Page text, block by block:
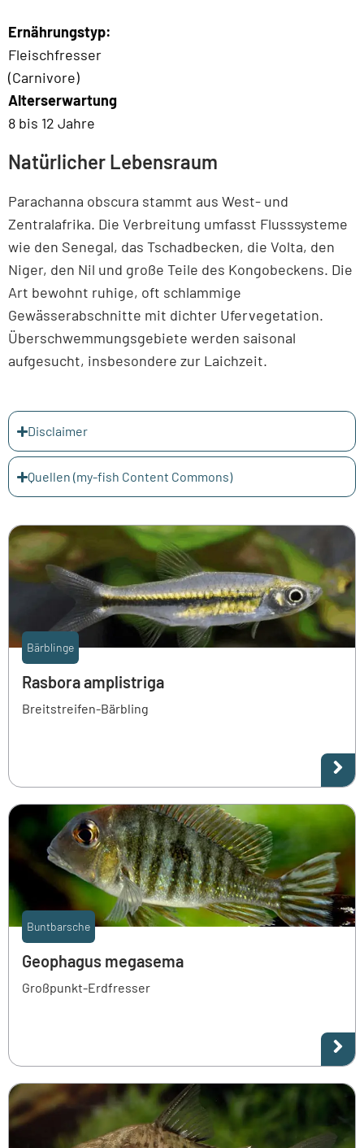
Ernährungstyp:
Fleischfresser
(Carnivore)
Alterserwartung
8 bis 12 Jahre
Natürlicher Lebensraum
Parachanna obscura stammt aus West- und
Zentralafrika. Die Verbreitung umfasst Flusssysteme
wie den Senegal, das Tschadbecken, die Volta, den
Niger, den Nil und große Teile des Kongobeckens. Die
Art bewohnt ruhige, oft schlammige
Gewässerabschnitte mit dichter Ufervegetation.
Überschwemmungsgebiete werden saisonal
aufgesucht, insbesondere zur Laichzeit.
Disclaimer
Quellen (my-fish Content Commons)
Bärblinge
Rasbora amplistriga
Breitstreifen-Bärbling
Buntbarsche
Geophagus megasema
Großpunkt-Erdfresser